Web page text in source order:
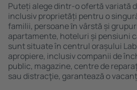
Puteți alege dintr-o ofertă variată
inclusiv proprietăți pentru o
familii, persoane ȋn vârstă și
apartamente, hoteluri și pensiuni
sunt situate în centrul orașului
apropiere, inclusiv companii de
public, magazine, centre de
sau distracţie, garantează o